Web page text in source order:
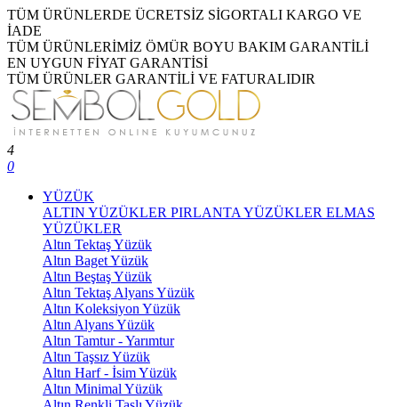
TÜM ÜRÜNLERDE ÜCRETSİZ SİGORTALI KARGO VE
İADE
TÜM ÜRÜNLERİMİZ ÖMÜR BOYU BAKIM GARANTİLİ
EN UYGUN FİYAT GARANTİSİ
TÜM ÜRÜNLER GARANTİLİ VE FATURALIDIR
4
0
YÜZÜK
ALTIN YÜZÜKLER PIRLANTA YÜZÜKLER ELMAS
YÜZÜKLER
Altın Tektaş Yüzük
Altın Baget Yüzük
Altın Beştaş Yüzük
Altın Tektaş Alyans Yüzük
Altın Koleksiyon Yüzük
Altın Alyans Yüzük
Altın Tamtur - Yarımtur
Altın Taşsız Yüzük
Altın Harf - İsim Yüzük
Altın Minimal Yüzük